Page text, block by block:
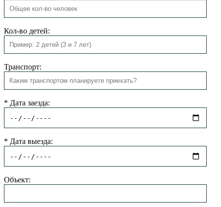
Кол-во детей:
Транспорт:
* Дата заезда:
* Дата выезда:
Объект: